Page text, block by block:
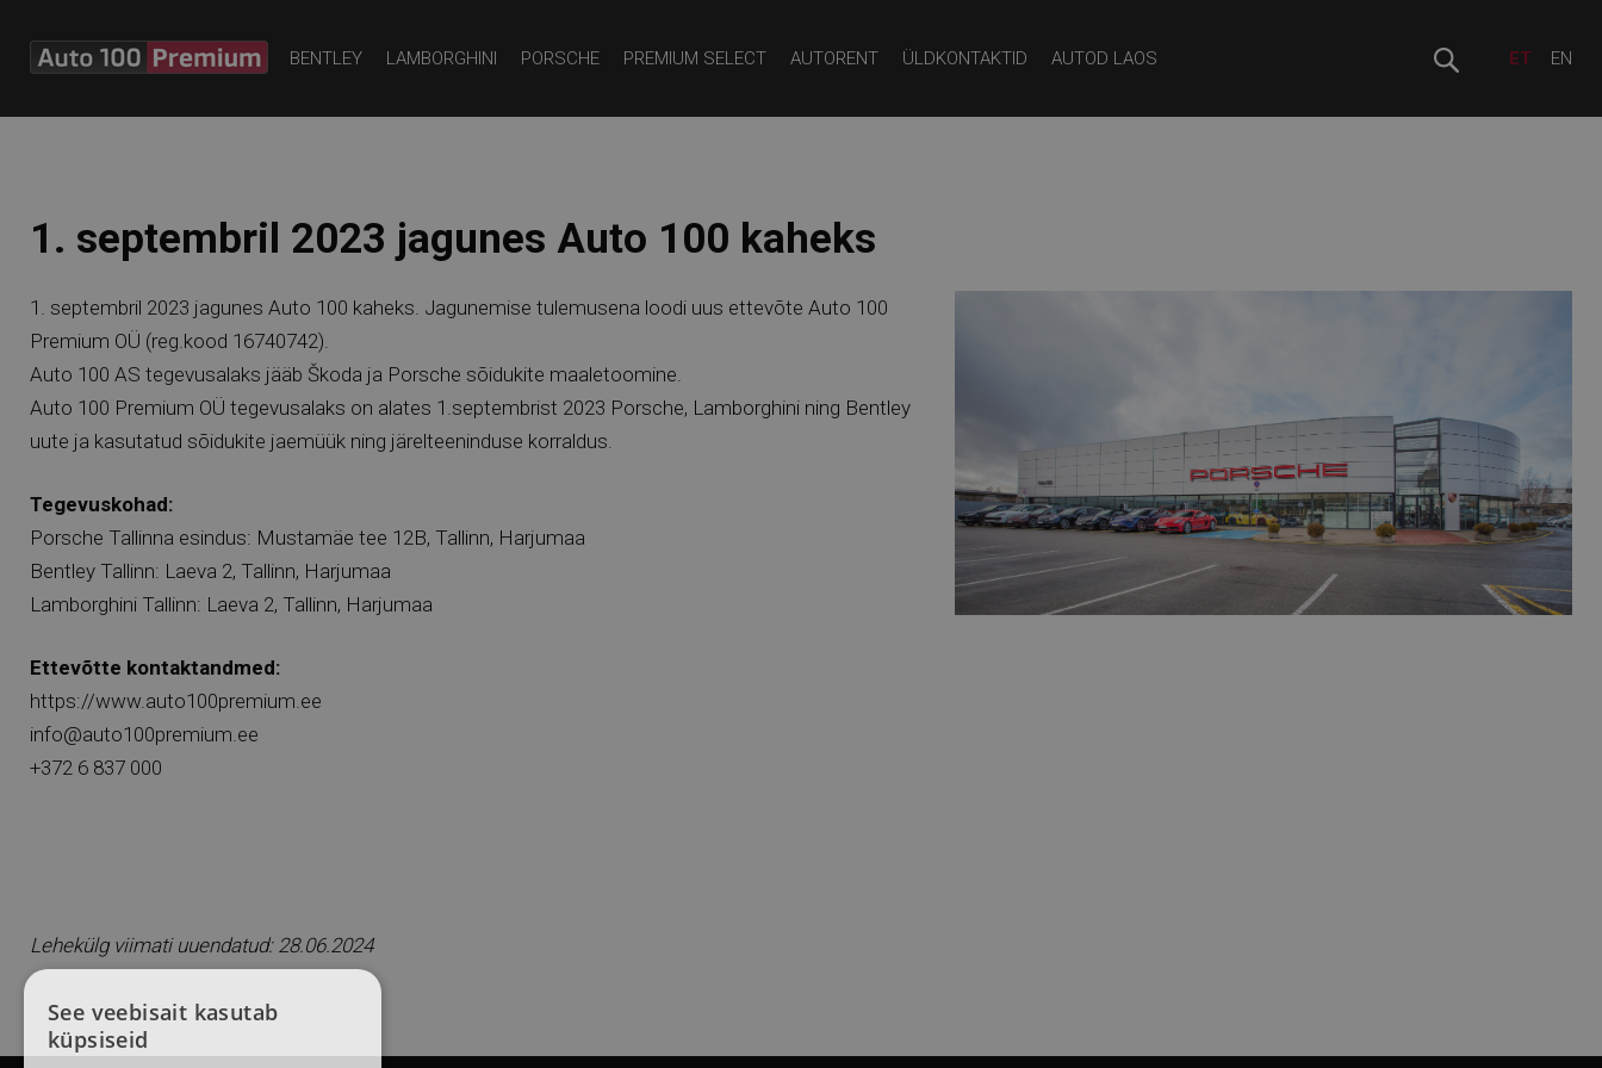
BENTLEY LAMBORGHINI PORSCHE PREMIUM SELECT AUTORENT ÜLDKONTAKTID AUTOD LAOS ET EN
1. septembril 2023 jagunes Auto 100 kaheks
1. septembril 2023 jagunes Auto 100 kaheks. Jagunemise tulemusena loodi uus ettevõte Auto 100
Premium OÜ (reg.kood 16740742).
Auto 100 AS tegevusalaks jääb Škoda ja Porsche sõidukite maaletoomine.
Auto 100 Premium OÜ tegevusalaks on alates 1.septembrist 2023 Porsche, Lamborghini ning Bentley
uute ja kasutatud sõidukite jaemüük ning järelteeninduse korraldus.
Tegevuskohad:
Porsche Tallinna esindus: Mustamäe tee 12B, Tallinn, Harjumaa
Bentley Tallinn: Laeva 2, Tallinn, Harjumaa
Lamborghini Tallinn: Laeva 2, Tallinn, Harjumaa
Ettevõtte kontaktandmed:
https://www.auto100premium.ee
info@auto100premium.ee
+372 6 837 000
Lehekülg viimati uuendatud: 28.06.2024
See veebisait kasutab
küpsiseid